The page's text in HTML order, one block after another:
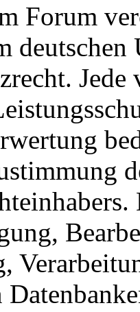
Forum
deutschen
Jede